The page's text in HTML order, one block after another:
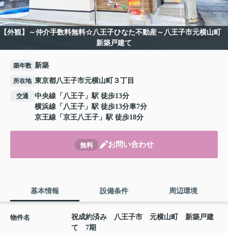
【外観】～仲介手数料無料☆八王子ひなた不動産～八王子市元横山町
新築戸建て
築年数 新築
所在地 東京都八王子市元横山町３丁目
交通 中央線 「 八王子 」駅 徒歩13分
横浜線 「 八王子 」駅 徒歩13分車7分
京王線 「 京王八王子 」駅 徒歩18分
無料 お問い合わせ
基本情報 設備条件 周辺環境
物件名
祝成約済み 八王子市 元横山町 新築戸建
て 7期